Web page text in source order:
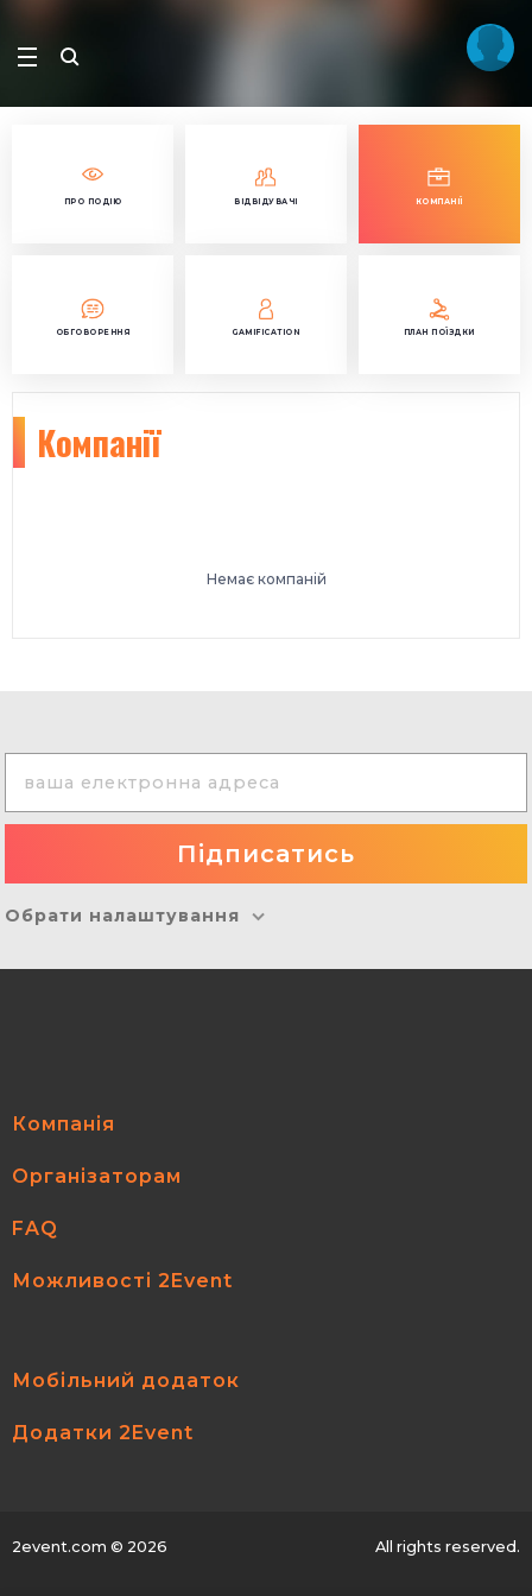
ПРО ПОДІЮ ВІДВІДУВАЧІ КОМПАНІЇ
ОБГОВОРЕННЯ GAMIFICATION ПЛАН ПОЇЗДКИ
Компанії
Немає компаній
Обрати налаштування
Компанія
Організаторам
FAQ
Можливості 2Event
Мобільний додаток
Додатки 2Event
2event.com © 2026 All rights reserved.